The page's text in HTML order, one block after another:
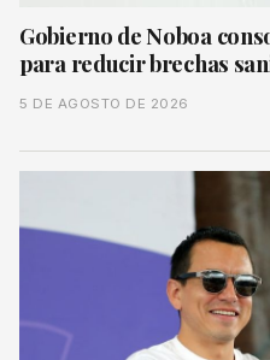
Gobierno de Noboa
para reducir brechas
5 DE AGOSTO DE 2026